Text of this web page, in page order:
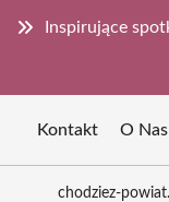
Inspirujące
Kontakt O Nas
chodziez-